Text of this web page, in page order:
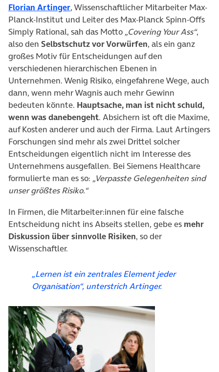
Florian Artinger(öffnet in neuem Tab)
, Wissenschaftlicher Mitarbeiter Max-
Planck-Institut und Leiter des Max-Planck Spinn-Offs
Simply Rational, sah das Motto „Covering Your Ass“,
also den Selbstschutz vor Vorwürfen, als ein ganz
großes Motiv für Entscheidungen auf den
verschiedenen hierarchischen Ebenen in
Unternehmen. Wenig Risiko, eingefahrene Wege, auch
dann, wenn mehr Wagnis auch mehr Gewinn
bedeuten könnte. Hauptsache, man ist nicht schuld,
wenn was danebengeht. Absichern ist oft die Maxime,
auf Kosten anderer und auch der Firma. Laut Artingers
Forschungen sind mehr als zwei Drittel solcher
Entscheidungen eigentlich nicht im Interesse des
Unternehmens ausgefallen. Bei Siemens Healthcare
formulierte man es so: „Verpasste Gelegenheiten sind
unser größtes Risiko.“
In Firmen, die Mitarbeiter:innen für eine falsche
Entscheidung nicht ins Abseits stellen, gebe es mehr
Diskussion über sinnvolle Risiken, so der
Wissenschaftler.
„Lernen ist ein zentrales Element jeder
Organisation“, unterstrich Artinger.